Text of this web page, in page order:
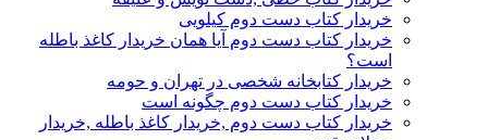
خریدار کتاب دست دوم کیلویی
خریدار کتاب دست دوم آیا همان خریدار کاغذ باطله
است؟
خریدار کتابخانه شخصی در تهران و حومه
خریدار کتاب دست دوم چگونه است
خریدار کتاب دست دوم ,خریدار کاغذ باطله ,خریدار